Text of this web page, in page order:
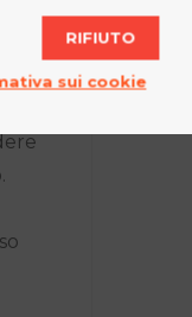
RIFIUTO
sui cookie